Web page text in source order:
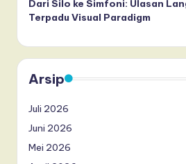
Dari Silo ke Simfoni: Ulasan
Terpadu Visual Paradigm
Arsip
Juli 2026
Juni 2026
Mei 2026